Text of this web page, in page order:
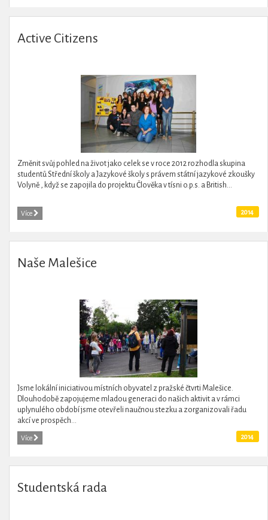
Active Citizens
Změnit svůj pohled na život jako celek se v roce 2012 rozhodla skupina
studentů Střední školy a Jazykové školy s právem státní jazykové zkoušky
Volyně , když se zapojila do projektu Člověka v tísni o.p.s. a British...
Více 2014
Naše Malešice
Jsme lokální iniciativou místních obyvatel z pražské čtvrti Malešice.
Dlouhodobě zapojujeme mladou generaci do našich aktivit a v rámci
uplynulého období jsme otevřeli naučnou stezku a zorganizovali řadu
akcí ve prospěch...
Více 2014
Studentská rada